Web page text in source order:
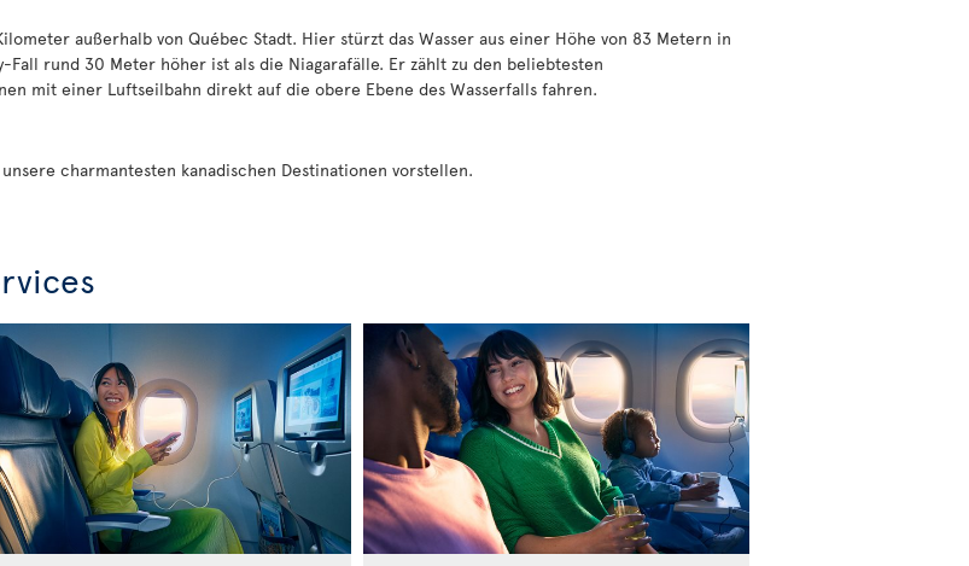
außerhalb von Québec Stadt. Hier stürzt das Wasser aus einer Höhe von 83 Metern in
rund 30 Meter höher ist als die Niagarafälle. Er zählt zu den beliebtesten
mit einer Luftseilbahn direkt auf die obere Ebene des Wasserfalls fahren.
charmantesten kanadischen Destinationen vorstellen.